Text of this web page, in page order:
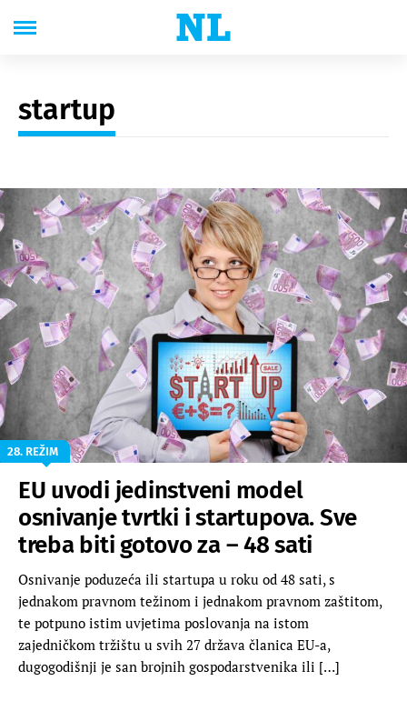
startup
28. REŽIM
EU uvodi jedinstveni model
osnivanje tvrtki i startupova. Sve
treba biti gotovo za – 48 sati
Osnivanje poduzeća ili startupa u roku od 48 sati, s
jednakom pravnom težinom i jednakom pravnom zaštitom,
te potpuno istim uvjetima poslovanja na istom
zajedničkom tržištu u svih 27 država članica EU-a,
dugogodišnji je san brojnih gospodarstvenika ili […]